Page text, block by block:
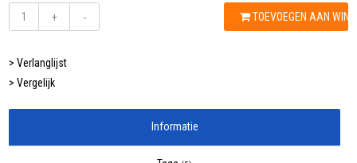
+
- TOEVOEGEN AAN
> Verlanglijst
> Vergelijk
Informatie